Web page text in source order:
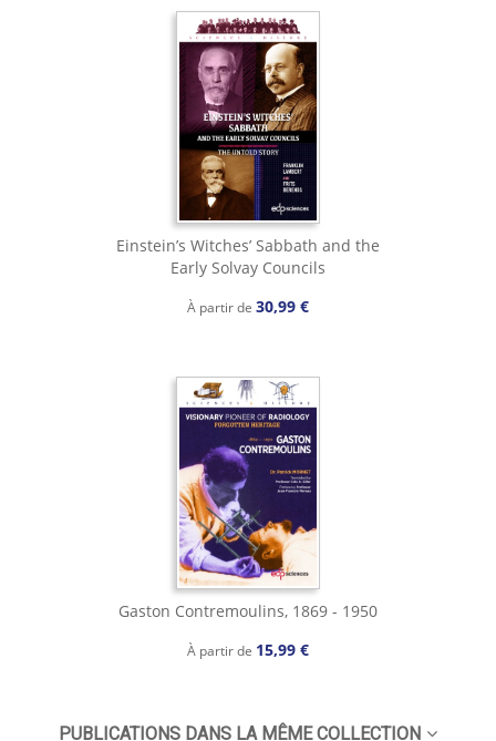
Einstein’s Witches’ Sabbath and the
Early Solvay Councils
À partir de 30,99 €
Gaston Contremoulins, 1869 - 1950
À partir de 15,99 €
PUBLICATIONS DANS LA MÊME COLLECTION